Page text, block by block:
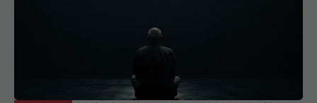
de oameni. De ce medicina nu poate vindeca